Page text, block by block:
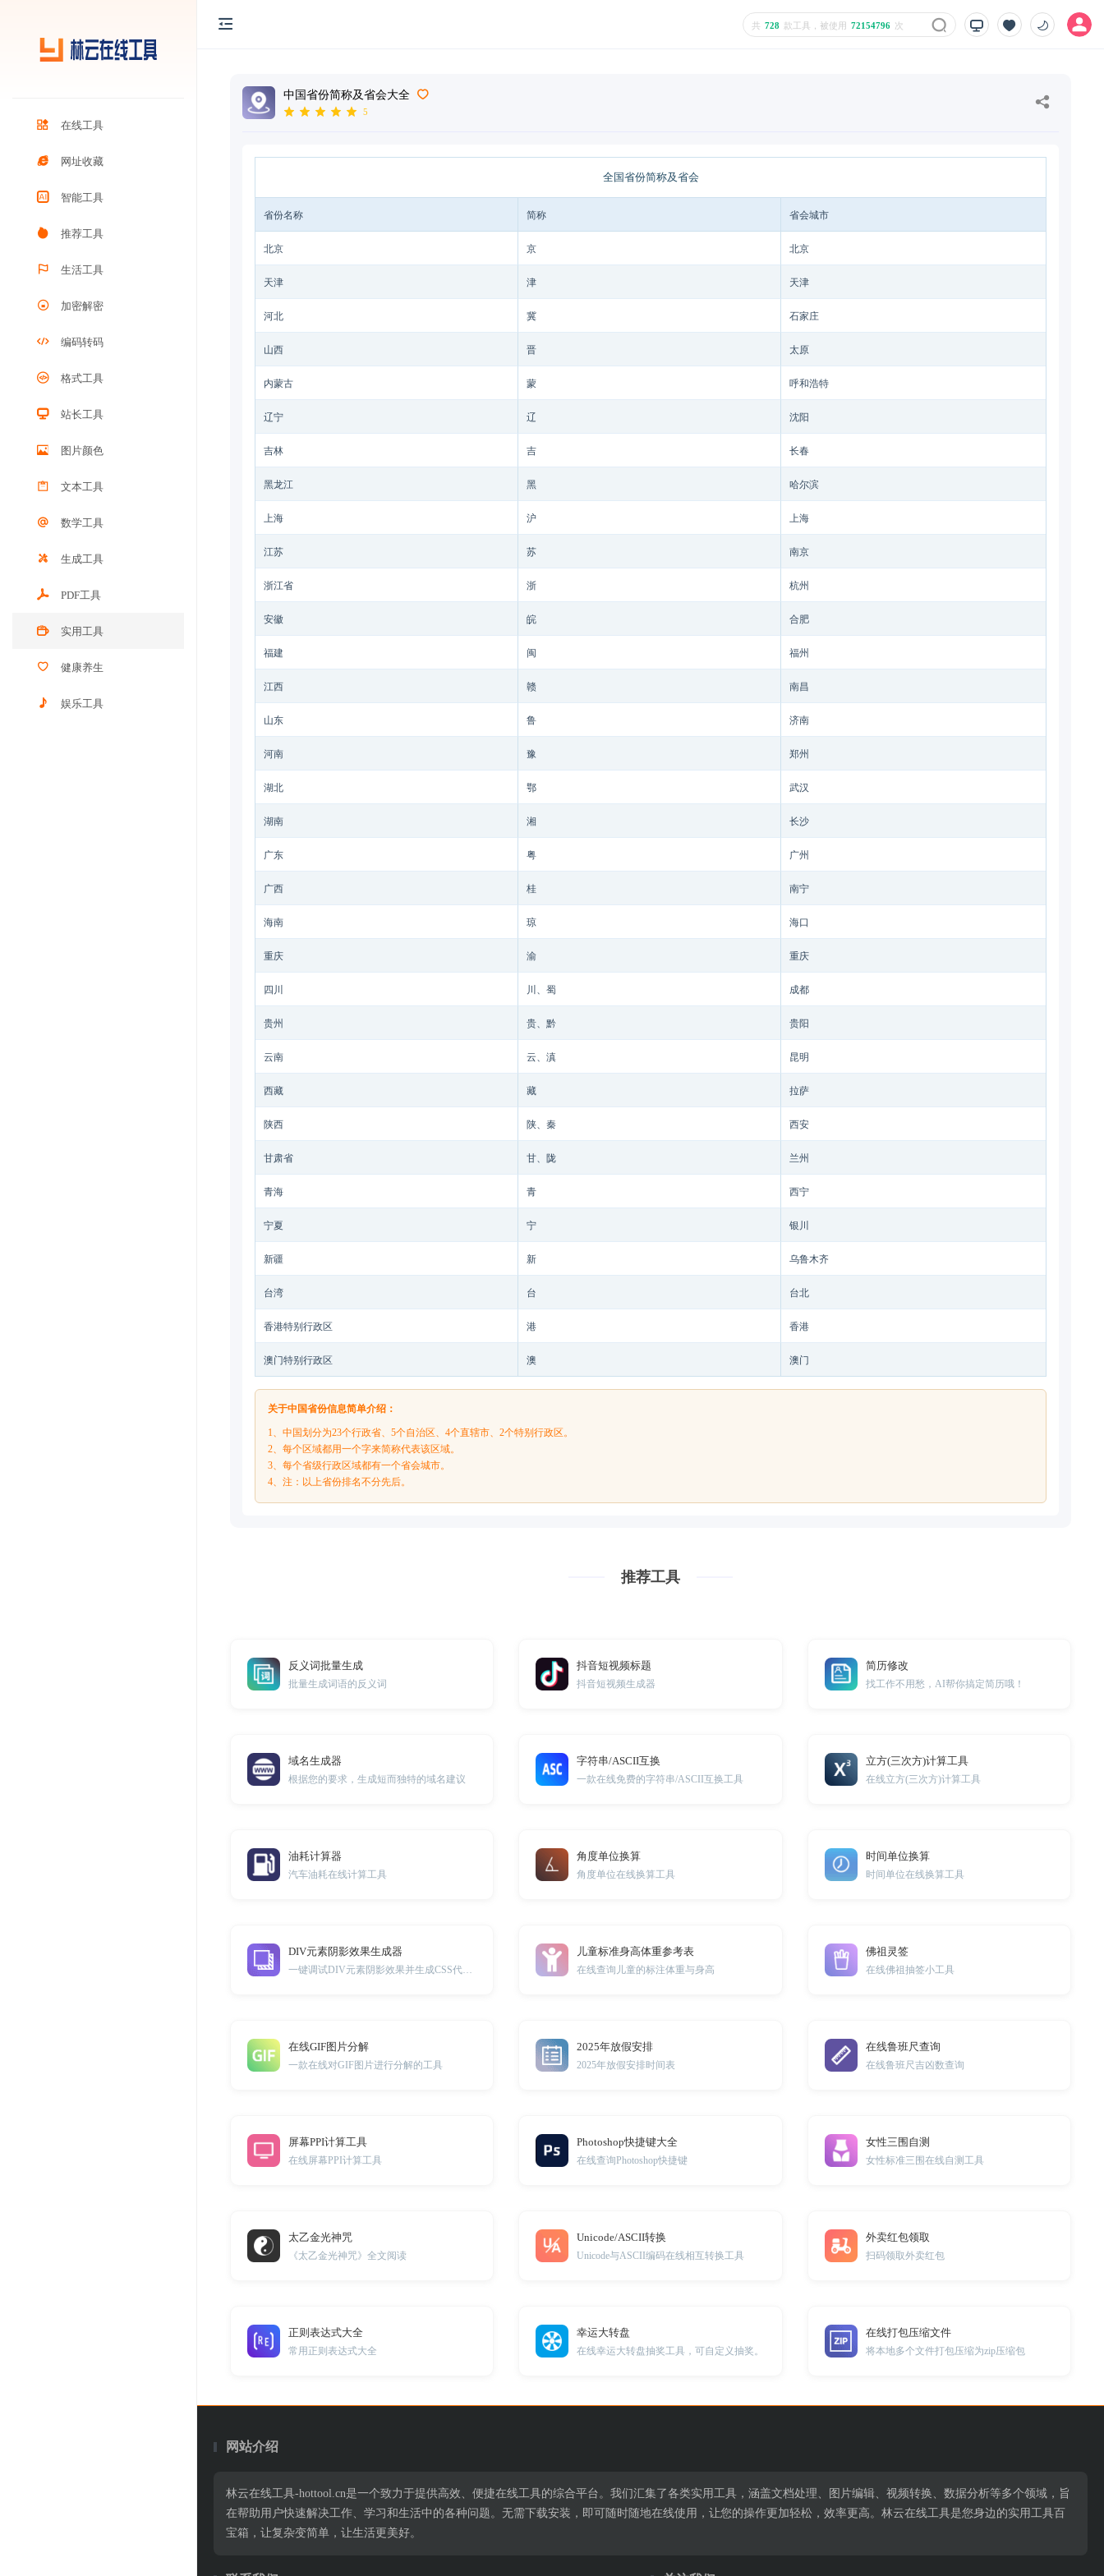
在线工具
网址收藏
智能工具
推荐工具
生活工具
加密解密
编码转码
格式工具
站长工具
图片颜色
文本工具
数学工具
生成工具
PDF工具
实用工具
健康养生
娱乐工具
共 728 款工具，被使用 72154796 次
中国省份简称及省会大全
5
全国省份简称及省会
省份名称 简称 省会城市
北京 京 北京
天津 津 天津
河北 冀 石家庄
山西 晋 太原
内蒙古 蒙 呼和浩特
辽宁 辽 沈阳
吉林 吉 长春
黑龙江 黑 哈尔滨
上海 沪 上海
江苏 苏 南京
浙江省 浙 杭州
安徽 皖 合肥
福建 闽 福州
江西 赣 南昌
山东 鲁 济南
河南 豫 郑州
湖北 鄂 武汉
湖南 湘 长沙
广东 粤 广州
广西 桂 南宁
海南 琼 海口
重庆 渝 重庆
四川 川、蜀 成都
贵州 贵、黔 贵阳
云南 云、滇 昆明
西藏 藏 拉萨
陕西 陕、秦 西安
甘肃省 甘、陇 兰州
青海 青 西宁
宁夏 宁 银川
新疆 新 乌鲁木齐
台湾 台 台北
香港特别行政区 港 香港
澳门特别行政区 澳 澳门
关于中国省份信息简单介绍：
1、中国划分为23个行政省、5个自治区、4个直辖市、2个特别行政区。
2、每个区域都用一个字来简称代表该区域。
3、每个省级行政区域都有一个省会城市。
4、注：以上省份排名不分先后。
推荐工具
反义词批量生成
批量生成词语的反义词
抖音短视频标题
抖音短视频生成器
简历修改
找工作不用愁，AI帮你搞定简历哦！
域名生成器
根据您的要求，生成短而独特的域名建议
字符串/ASCII互换
一款在线免费的字符串/ASCII互换工具
立方(三次方)计算工具
在线立方(三次方)计算工具
油耗计算器
汽车油耗在线计算工具
角度单位换算
角度单位在线换算工具
时间单位换算
时间单位在线换算工具
DIV元素阴影效果生成器 儿童标准身高体重参考表
在线查询儿童的标注体重与身高
佛祖灵签
在线佛祖抽签小工具
在线GIF图片分解
一款在线对GIF图片进行分解的工具
2025年放假安排
2025年放假安排时间表
在线鲁班尺查询
在线鲁班尺吉凶数查询
屏幕PPI计算工具
在线屏幕PPI计算工具
Photoshop快捷键大全
在线查询Photoshop快捷键
女性三围自测
女性标准三围在线自测工具
太乙金光神咒
《太乙金光神咒》全文阅读
Unicode/ASCII转换
Unicode与ASCII编码在线相互转换工具
外卖红包领取
扫码领取外卖红包
正则表达式大全
常用正则表达式大全
幸运大转盘
在线幸运大转盘抽奖工具，可自定义抽奖。
在线打包压缩文件
将本地多个文件打包压缩为zip压缩包
网站介绍
林云在线工具-hottool.cn是一个致力于提供高效、便捷在线工具的综合平台。我们汇集了各类实用工具，涵盖文档处理、图片编辑、视频转换、数据分析等多个领域，旨
在帮助用户快速解决工作、学习和生活中的各种问题。无需下载安装，即可随时随地在线使用，让您的操作更加轻松，效率更高。林云在线工具是您身边的实用工具百
宝箱，让复杂变简单，让生活更美好。